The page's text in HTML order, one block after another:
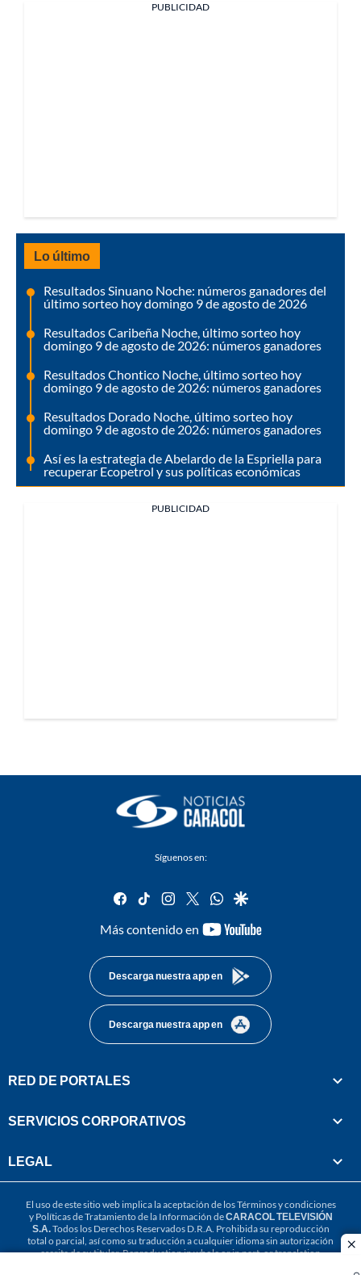
PUBLICIDAD
Lo último
Resultados Sinuano Noche: números ganadores del
último sorteo hoy domingo 9 de agosto de 2026
Resultados Caribeña Noche, último sorteo hoy
domingo 9 de agosto de 2026: números ganadores
Resultados Chontico Noche, último sorteo hoy
domingo 9 de agosto de 2026: números ganadores
Resultados Dorado Noche, último sorteo hoy
domingo 9 de agosto de 2026: números ganadores
Así es la estrategia de Abelardo de la Espriella para
recuperar Ecopetrol y sus políticas económicas
PUBLICIDAD
Síguenos en:
facebook
tiktok instagram
twitterwhatsapp
google
Más contenido en
youtube-
Descarga nuestra app en
Descarga nuestra app en
RED DE PORTALES
SERVICIOS CORPORATIVOS
LEGAL
El uso de este sitio web implica la aceptación de losTérminos y condiciones
y Políticas de Tratamiento de la Información deCARACOL TELEVISIÓN
S.A.Todos los Derechos Reservados D.R.A. Prohibida su reproducción
total o parcial, así como su traducción a cualquier idioma sin autorización
escrita de su titular. Reproduction in whole or in part, or translation